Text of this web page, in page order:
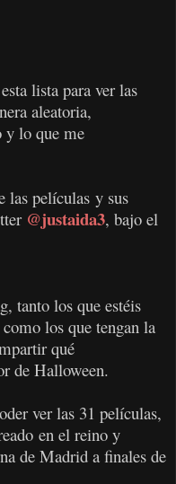
lista para ver las
aleatoria,
y lo que me
las películas y sus
@justaida3, bajo el
tanto los que estéis
los que tengan la
qué
de Halloween.
ver las 31 películas,
en el reino y
de Madrid a finales de